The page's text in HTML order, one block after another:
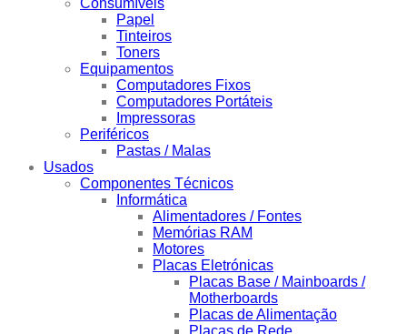
Consumíveis
Papel
Tinteiros
Toners
Equipamentos
Computadores Fixos
Computadores Portáteis
Impressoras
Periféricos
Pastas / Malas
Usados
Componentes Técnicos
Informática
Alimentadores / Fontes
Memórias RAM
Motores
Placas Eletrónicas
Placas Base / Mainboards /
Motherboards
Placas de Alimentação